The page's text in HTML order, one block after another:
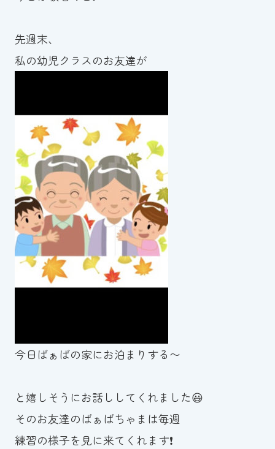
メールでお問い合わせ
体験申し込みはこちら!
先週末、
私の幼児クラスのお友達が
今日ばぁばの家にお泊まりする〜
と嬉しそうにお話ししてくれました😃
そのお友達のばぁばちゃまは毎週
練習の様子を見に来てくれます❗️